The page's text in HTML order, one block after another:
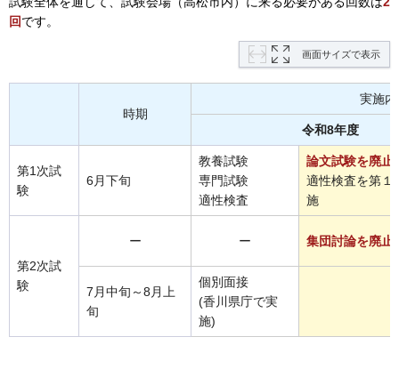
回です。
画面サイズで表示
時期
実施
令和8年度
第1次試
験
6月下旬
教養試験
専門試験
適性検査
論文試験を廃止
適性検査を第１
施
第2次試
験
ー ー 集団討論を廃止
7月中旬～8月上
旬
個別面接
(香川県庁で実
施)